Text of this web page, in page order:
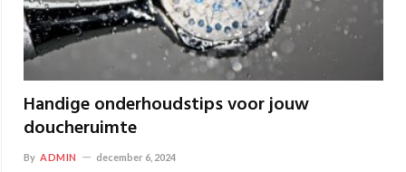
Handige onderhoudstips voor jouw
doucheruimte
By ADMIN december 6, 2024